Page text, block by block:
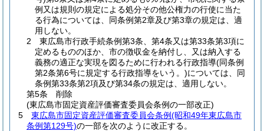
例又は規則の規定による処分その他公権力の行使に当た
る行為については、同条例第2章及び第3章の規定は、適
用しない。
2
東広島市行政手続条例第3条、第4条又は第33条第3項に
定めるもののほか、市の徴収金を納付し、又は納入する
義務の適正な実現を図るために行われる行政指導(同条例
第2条第6号に規定する行政指導をいう。)については、同
条例第33条第2項及び第34条の規定は、適用しない。
第5条
削除
(東広島市固定資産評価審査委員会条例の一部改正)
5
東広島市固定資産評価審査委員会条例(昭和49年東広島市
条例第129号)の一部を次のように改正する。